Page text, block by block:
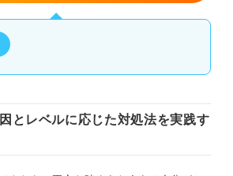
とレベルに応じた対処法を実践す